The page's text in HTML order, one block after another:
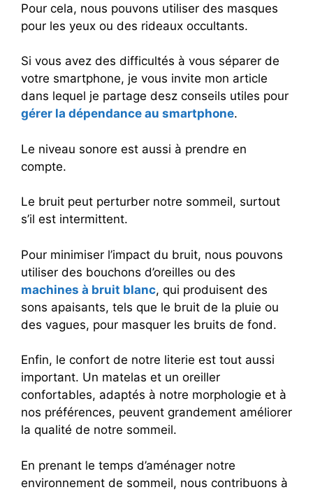
Pour cela, nous pouvons utiliser des masques
pour les yeux ou des rideaux occultants.
Si vous avez des difficultés à vous séparer de
votre smartphone, je vous invite mon article
dans lequel je partage desz conseils utiles pour
gérer la dépendance au smartphone.
Le niveau sonore est aussi à prendre en
compte.
Le bruit peut perturber notre sommeil, surtout
s’il est intermittent.
Pour minimiser l’impact du bruit, nous pouvons
utiliser des bouchons d’oreilles ou des
machines à bruit blanc, qui produisent des
sons apaisants, tels que le bruit de la pluie ou
des vagues, pour masquer les bruits de fond.
Enfin, le confort de notre literie est tout aussi
important. Un matelas et un oreiller
confortables, adaptés à notre morphologie et à
nos préférences, peuvent grandement améliorer
la qualité de notre sommeil.
En prenant le temps d’aménager notre
environnement de sommeil, nous contribuons à